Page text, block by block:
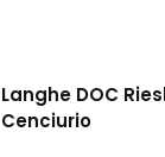
Langhe DOC
Cenciurio